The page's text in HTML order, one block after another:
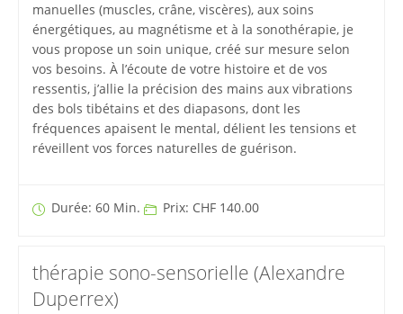
manuelles (muscles, crâne, viscères), aux soins
énergétiques, au magnétisme et à la sonothérapie, je
vous propose un soin unique, créé sur mesure selon
vos besoins. À l’écoute de votre histoire et de vos
ressentis, j’allie la précision des mains aux vibrations
des bols tibétains et des diapasons, dont les
fréquences apaisent le mental, délient les tensions et
réveillent vos forces naturelles de guérison.
Durée: 60 Min. Prix: CHF 140.00
thérapie sono-sensorielle (Alexandre
Duperrex)